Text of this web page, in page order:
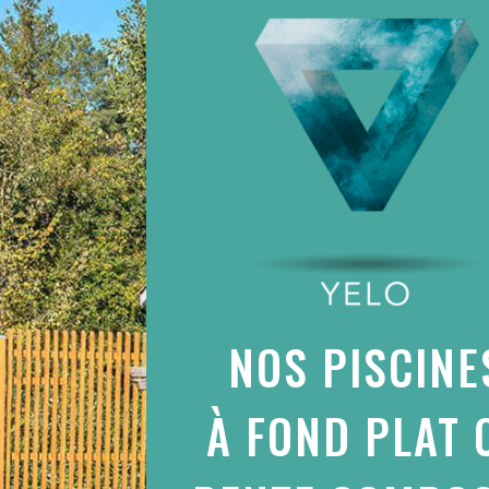
NOS
À FOND PLAT